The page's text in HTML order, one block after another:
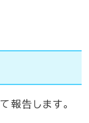
報告します。